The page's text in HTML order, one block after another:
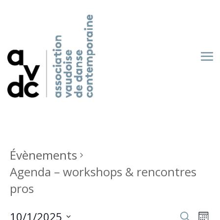
Évènements
Agenda – workshops & rencontres
pros
Recherche
10/1/2025